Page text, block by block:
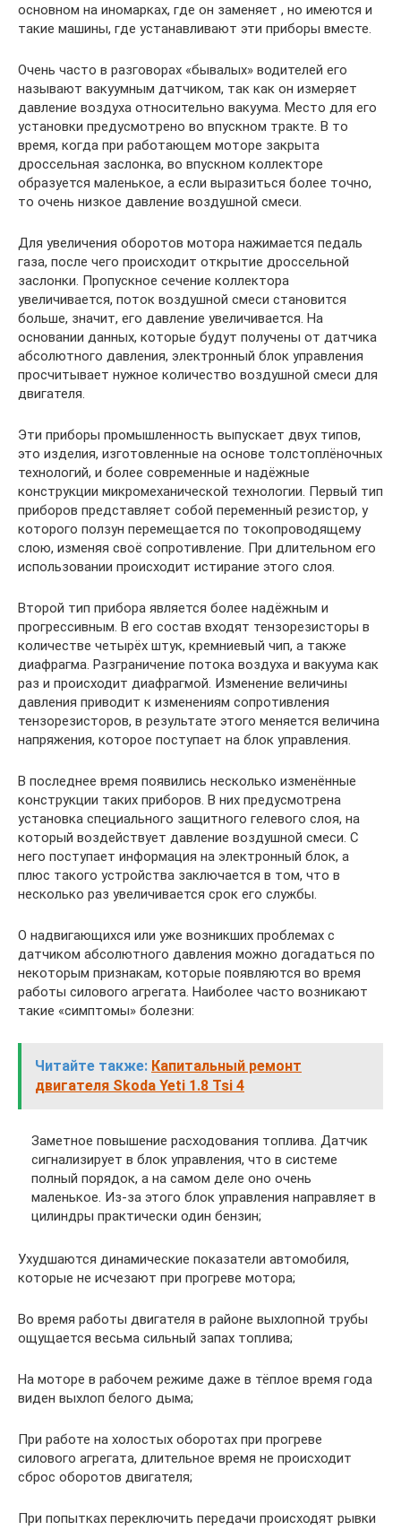
основном на иномарках, где он заменяет , но имеются и
такие машины, где устанавливают эти приборы вместе.
Очень часто в разговорах «бывалых» водителей его
называют вакуумным датчиком, так как он измеряет
давление воздуха относительно вакуума. Место для его
установки предусмотрено во впускном тракте. В то
время, когда при работающем моторе закрыта
дроссельная заслонка, во впускном коллекторе
образуется маленькое, а если выразиться более точно,
то очень низкое давление воздушной смеси.
Для увеличения оборотов мотора нажимается педаль
газа, после чего происходит открытие дроссельной
заслонки. Пропускное сечение коллектора
увеличивается, поток воздушной смеси становится
больше, значит, его давление увеличивается. На
основании данных, которые будут получены от датчика
абсолютного давления, электронный блок управления
просчитывает нужное количество воздушной смеси для
двигателя.
Эти приборы промышленность выпускает двух типов,
это изделия, изготовленные на основе толстоплёночных
технологий, и более современные и надёжные
конструкции микромеханической технологии. Первый тип
приборов представляет собой переменный резистор, у
которого ползун перемещается по токопроводящему
слою, изменяя своё сопротивление. При длительном его
использовании происходит истирание этого слоя.
Второй тип прибора является более надёжным и
прогрессивным. В его состав входят тензорезисторы в
количестве четырёх штук, кремниевый чип, а также
диафрагма. Разграничение потока воздуха и вакуума как
раз и происходит диафрагмой. Изменение величины
давления приводит к изменениям сопротивления
тензорезисторов, в результате этого меняется величина
напряжения, которое поступает на блок управления.
В последнее время появились несколько изменённые
конструкции таких приборов. В них предусмотрена
установка специального защитного гелевого слоя, на
который воздействует давление воздушной смеси. С
него поступает информация на электронный блок, а
плюс такого устройства заключается в том, что в
несколько раз увеличивается срок его службы.
О надвигающихся или уже возникших проблемах с
датчиком абсолютного давления можно догадаться по
некоторым признакам, которые появляются во время
работы силового агрегата. Наиболее часто возникают
такие «симптомы» болезни:
Читайте также: Капитальный ремонт
двигателя Skoda Yeti 1.8 Tsi 4
Заметное повышение расходования топлива. Датчик
сигнализирует в блок управления, что в системе
полный порядок, а на самом деле оно очень
маленькое. Из-за этого блок управления направляет в
цилиндры практически один бензин;
Ухудшаются динамические показатели автомобиля,
которые не исчезают при прогреве мотора;
Во время работы двигателя в районе выхлопной трубы
ощущается весьма сильный запах топлива;
На моторе в рабочем режиме даже в тёплое время года
виден выхлоп белого дыма;
При работе на холостых оборотах при прогреве
силового агрегата, длительное время не происходит
сброс оборотов двигателя;
При попытках переключить передачи происходят рывки